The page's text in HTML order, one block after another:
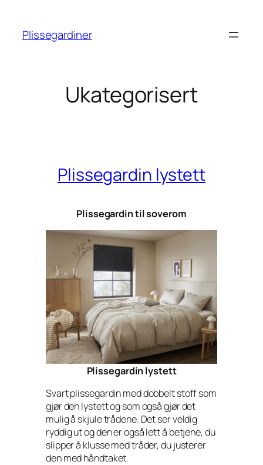
innhold
Plissegardiner
Ukategorisert
Plissegardin lystett
Plissegardin til soverom
Plissegardin lystett
Svart plissegardin med dobbelt stoff som
gjør den lystett og som også gjør det
mulig å skjule trådene. Det ser veldig
ryddig ut og den er også lett å betjene, du
slipper å klusse med tråder, du justerer
den med håndtaket.